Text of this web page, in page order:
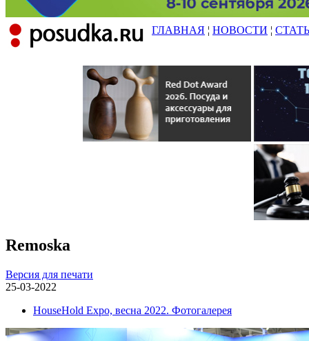
ГЛАВНАЯ ¦ НОВОСТИ ¦
Remoska
Версия для печати
25-03-2022
HouseHold Expo, весна 2022. Фотогалерея